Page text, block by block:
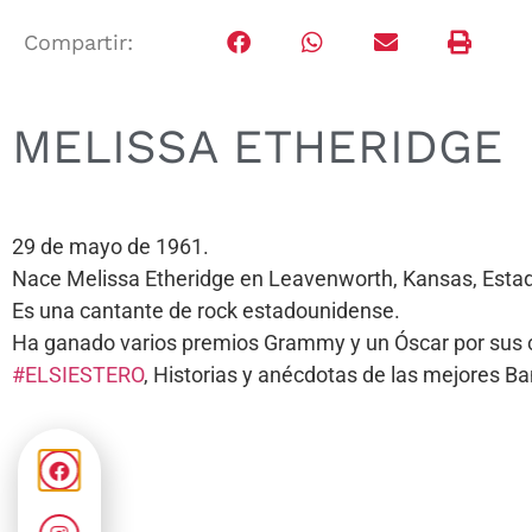
Compartir:
MELISSA ETHERIDGE
29 de mayo de 1961.
Nace Melissa Etheridge en Leavenworth, Kansas,
Es una cantante de rock estadounidense.
Ha ganado varios premios Grammy y un Óscar por sus
#ELSIESTERO, Historias y anécdotas de las mejores